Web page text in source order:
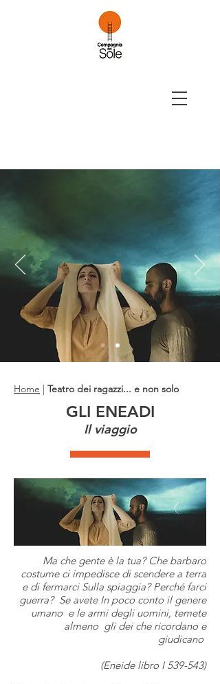
Home | Teatro dei ragazzi... e non solo
GLI ENEADI
Il viaggio
Ma che gente è la tua? Che barbaro
costume ci impedisce di scendere a terra
e di fermarci Sulla spiaggia? Perché farci
guerra? Se avete In poco conto il genere
umano e le armi degli uomini, temete
almeno gli dei che ricordano e
giudicano
(Eneide libro I 539-543)